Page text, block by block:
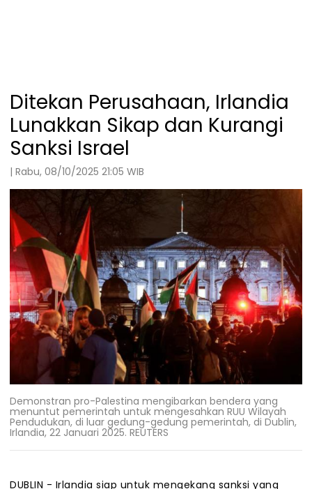
Ditekan Perusahaan, Irlandia
Lunakkan Sikap dan Kurangi
Sanksi Israel
| Rabu, 08/10/2025 21:05 WIB
Demonstran pro-Palestina mengibarkan bendera yang
menuntut pemerintah untuk mengesahkan RUU Wilayah
Pendudukan, di luar gedung-gedung pemerintah, di Dublin,
Irlandia, 22 Januari 2025. REUTERS
DUBLIN - Irlandia siap untuk mengekang sanksi yang